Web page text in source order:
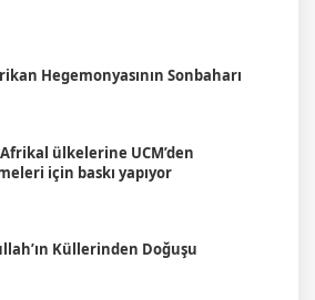
Hegemonyasının Sonbaharı
ülkelerine UCM’den
için baskı yapıyor
Küllerinden Doğuşu